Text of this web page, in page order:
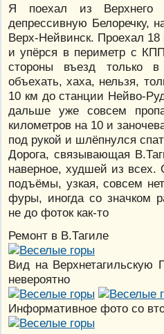
Я поехал из Верхнего
депрессивную Белоречку,
Верх-Нейвинск. Проехал
и упёрся в периметр с
стороны въезд только
объехать, хаха, нельзя,
10 км до станции Нейво-
дальше уже совсем
километров на 10 и
под рукой и шлёпнулся
Дорога, связывающая
наверное, худшей из
подъёмы, узкая, совсем
фуры, иногда со значком
не до фоток как-то
Ремонт в В.Тагиле
Вид на Верхнетагильскую
невероятно
Информативное фото со